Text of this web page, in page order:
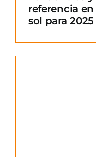
referencia
sol para 2025